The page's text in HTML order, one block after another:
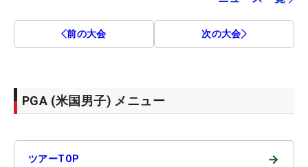
前の大会 次の大会
PGA (米国男子) メニュー
ツアーTOP →